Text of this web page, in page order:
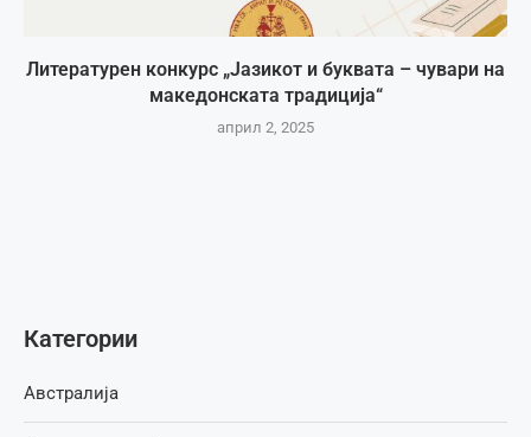
Литературен конкурс „Јазикот и буквата – чувари на
македонската традиција“
април 2, 2025
Категории
Австралија